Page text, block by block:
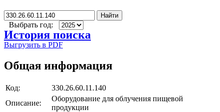
Найти
Выбрать год:
История поиска
Выгрузить в PDF
Общая информация
Код:
330.26.60.11.140
Описание:
Оборудование для облучения пищевой
продукции